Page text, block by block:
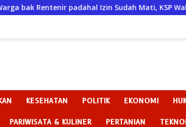
Izin Sudah Mati, KSP Wahana Mulya
KESEHATAN POLITIK EKONOMI
PARIWISATA & KULINER PERTANIAN